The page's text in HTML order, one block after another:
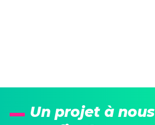
Un projet à nous